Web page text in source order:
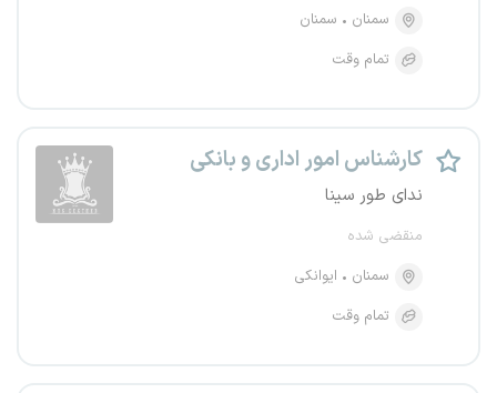
سمنان
سمنان
تمام وقت
کارشناس امور اداری و بانکی
ندای طور سینا
منقضی شده
سمنان
ایوانکی
تمام وقت